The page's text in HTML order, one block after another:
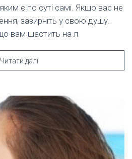
є по суті самі. Якщо вас не
зазирніть у свою душу.
вам щастить на л
Читати далі